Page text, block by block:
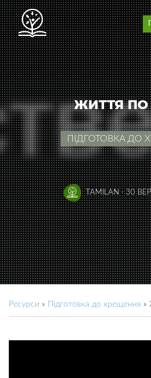
ЖИТТЯ ПО
ПІДГОТОВКА ДО
TAMILAN·30
Ресурси » Підготовка до хрещення »